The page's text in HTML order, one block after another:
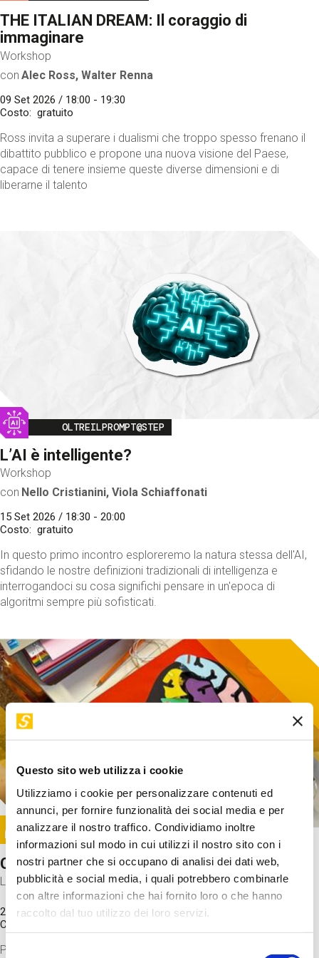
Questo sito web utilizza i cookie
Utilizziamo i cookie per personalizzare contenuti ed
annunci, per fornire funzionalità dei social media e per
analizzare il nostro traffico. Condividiamo inoltre
informazioni sul modo in cui utilizzi il nostro sito con i
nostri partner che si occupano di analisi dei dati web,
pubblicità e social media, i quali potrebbero combinarle
con altre informazioni che hai fornito loro o che hanno
raccolto dal tuo utilizzo dei loro servizi.
Selezione
THE ITALIAN DREAM: Il coraggio di
immaginare
Workshop
con Alec Ross, Walter Renna
09 Set 2026 / 18:00 - 19:30
Costo
gratuito
Ross invita a superare i dualismi che troppo spesso frenano il
dibattito pubblico e propone una nuova visione del Paese,
capace di tenere insieme queste diverse dimensioni e di
liberarne il talento
Image
OLTREILPROMPT@STEP
L’AI è intelligente?
Workshop
con Nello Cristianini, Viola Schiaffonati
15 Set 2026 / 18:30 - 20:00
Costo
gratuito
In questo primo incontro esploreremo la natura stessa dell'AI,
sfidando le nostre definizioni tradizionali di intelligenza e
interrogandoci su cosa significhi pensare in un'epoca di
algoritmi sempre più sofisticati.
Image
SUNDAY@STEP
Come funziona il cervello?
Laboratorio
20 Set 2026 / 11:15 - 13:00
Costo
Proveremo a costruire un cervello in cartoncino cercando di